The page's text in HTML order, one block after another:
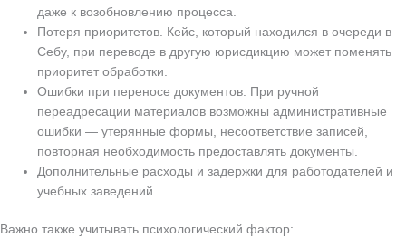
даже к возобновлению процесса.
Потеря приоритетов. Кейс, который находился в очереди в
Себу, при переводе в другую юрисдикцию может поменять
приоритет обработки.
Ошибки при переносе документов. При ручной
переадресации материалов возможны административные
ошибки — утерянные формы, несоответствие записей,
повторная необходимость предоставлять документы.
Дополнительные расходы и задержки для работодателей и
учебных заведений.
Важно также учитывать психологический фактор: